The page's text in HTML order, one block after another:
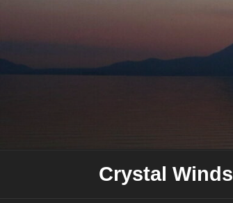
content
Crystal Winds